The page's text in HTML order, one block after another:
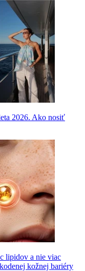
2026. Ako nosiť
lipidov a nie viac
kožnej bariéry